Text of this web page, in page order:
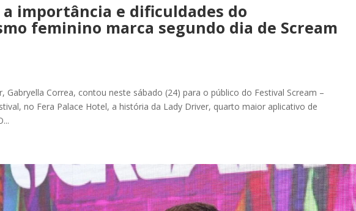
a importância e dificuldades do
feminino marca segundo dia de Scream
Gabryella Correa, contou neste sábado (24) para o público do Festival Scream –
no Fera Palace Hotel, a história da Lady Driver, quarto maior aplicativo de